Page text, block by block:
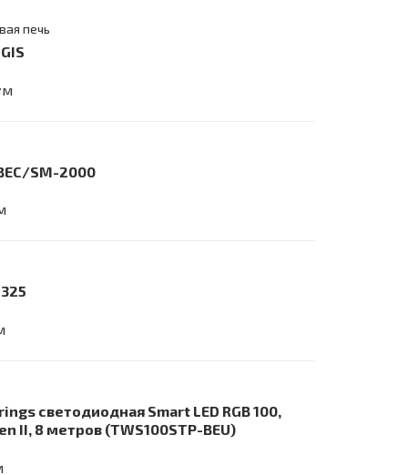
печь
SM-2000
светодиодная Smart LED RGB 100,
II, 8 метров (TWS100STP-BEU)